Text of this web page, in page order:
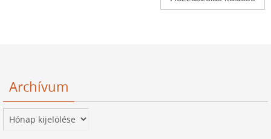
Archívum
Archívum